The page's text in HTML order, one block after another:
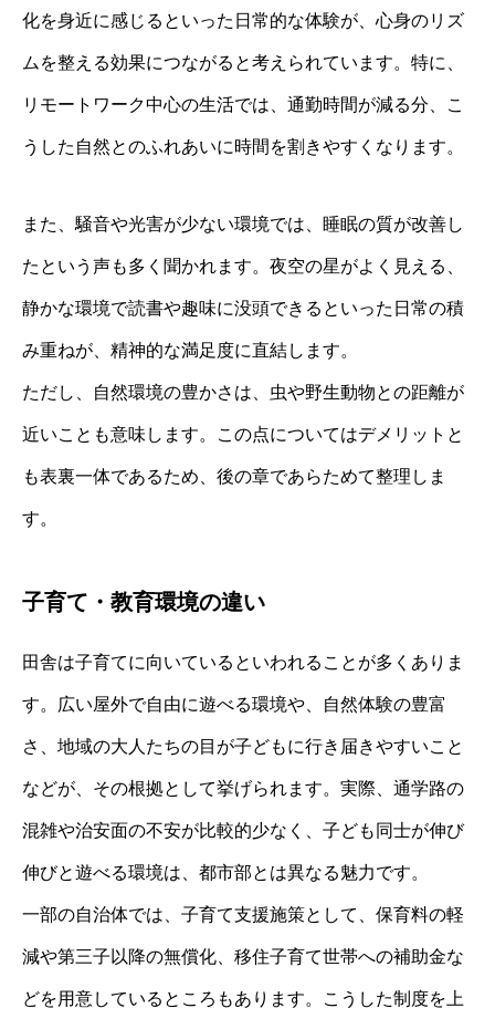
化を身近に感じるといった日常的な体験が、心身のリズ
ムを整える効果につながると考えられています。特に、
リモートワーク中心の生活では、通勤時間が減る分、こ
うした自然とのふれあいに時間を割きやすくなります。
また、騒音や光害が少ない環境では、睡眠の質が改善し
たという声も多く聞かれます。夜空の星がよく見える、
静かな環境で読書や趣味に没頭できるといった日常の積
み重ねが、精神的な満足度に直結します。
ただし、自然環境の豊かさは、虫や野生動物との距離が
近いことも意味します。この点についてはデメリットと
も表裏一体であるため、後の章であらためて整理しま
す。
子育て・教育環境の違い
田舎は子育てに向いているといわれることが多くありま
す。広い屋外で自由に遊べる環境や、自然体験の豊富
さ、地域の大人たちの目が子どもに行き届きやすいこと
などが、その根拠として挙げられます。実際、通学路の
混雑や治安面の不安が比較的少なく、子ども同士が伸び
伸びと遊べる環境は、都市部とは異なる魅力です。
一部の自治体では、子育て支援施策として、保育料の軽
減や第三子以降の無償化、移住子育て世帯への補助金な
どを用意しているところもあります。こうした制度を上